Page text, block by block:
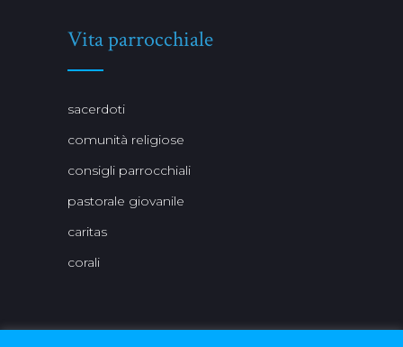
Vita parrocchiale
sacerdoti
comunità religiose
consigli parrocchiali
pastorale giovanile
caritas
corali